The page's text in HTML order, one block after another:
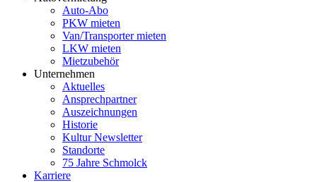
Auto-Abo
PKW mieten
Van/Transporter mieten
LKW mieten
Mietzubehör
Unternehmen
Aktuelles
Ansprechpartner
Auszeichnungen
Historie
Kultur Newsletter
Standorte
75 Jahre Schmolck
Karriere